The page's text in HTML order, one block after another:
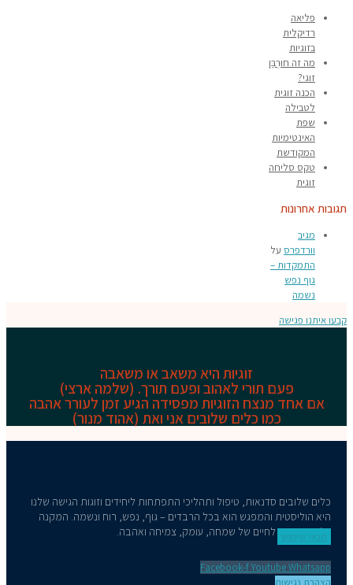
פליאה
רדיקלית
בזוגיות
מה זה חוּרְבַּן
זוגי?
הכנה זוגית
לטבילה
שפת
האינטימיות
המקודשת
טקס סליחה
זוגית
תגובות אחרונות
מגיב
וורדפרס על
התמקדות –
גוף נפש
נשמה
קבעו איתנו פגישה
זוגיות היא משאב או משאבה
פעם תורי לאהוב ופעם תורך. (שלמה ארצי)
אם אחד מנצח הזוגיות מפסידה הגיע זמן לעורר אהבה
כמו כלים שלובים אני ואת (אהוד מנור)
כלים שלובים סדנאות, טיפול ותהליכי התפתחות ליחידים וזוגות הגישה שלנו
היא הוליסטית והמפגש הוא בכל הרבדים – גוף, נפש, רוח ונשמה. המקנה
כלים מעשיים לחיים של שמחה, עומק, צמיחה ואהבה.
Facebook-f YoutubeWhatsapp
הצהרת נגישות